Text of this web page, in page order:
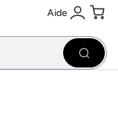
Aide
Se